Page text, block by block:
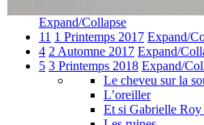
Expand/Collapse
11 1 Printemps 2017 Expand/
4 2 Automne 2017 Expand/
5 3 Printemps 2018 Expand/
Le cheveu sur la
L’oreiller
Et si Gabrielle Roy